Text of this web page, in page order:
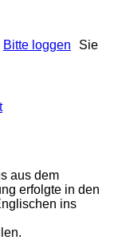
Bitte loggen
Sie
aus dem
erfolgte in den
ins